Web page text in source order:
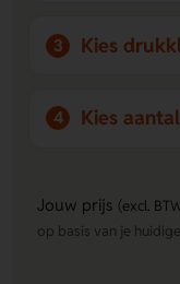
3 Kies
4 Kies aantal
Jouw prijs (excl.
op basis van je